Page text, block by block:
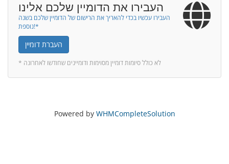
העבירו את הדומיין שלכם אלינו
העבירו עכשיו בכדי להאריך את הרישום של הדומיין שלכם בשנה
נוספת!*
העברת דומיין
* לא כולל סיומות דומיין מסוימות ודומיינים שחודשו לאחרונה
Powered by WHMCompleteSolution